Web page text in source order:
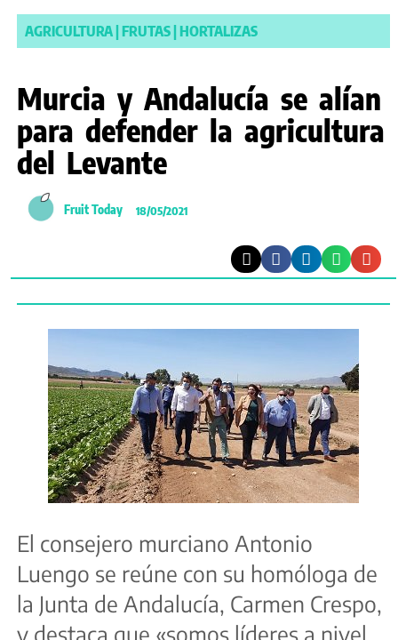
AGRICULTURA|FRUTAS|HORTALIZAS
Murcia y Andalucía se alían
para defender la agricultura
del Levante
Fruit Today 18/05/2021
El consejero murciano Antonio
Luengo se reúne con su homóloga de
la Junta de Andalucía, Carmen Crespo,
y destaca que «somos líderes a nivel